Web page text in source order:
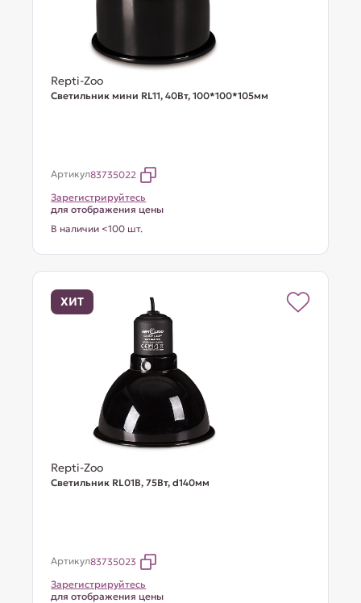
Repti-Zoo
Светильник мини RL11, 40Вт, 100*100*105мм
Артикул83735022
Зарегистрируйтесь
для отображения цены
В наличии <100 шт.
ХИТ
Repti-Zoo
Светильник RL01B, 75Вт, d140мм
Артикул83735023
Зарегистрируйтесь
для отображения цены